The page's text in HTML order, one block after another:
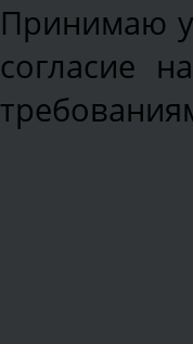
Принимаю
согласие